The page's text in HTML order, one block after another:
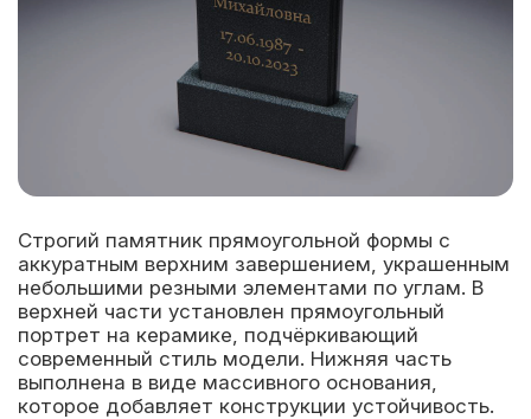
Строгий памятник прямоугольной формы с
аккуратным верхним завершением, украшенным
небольшими резными элементами по углам. В
верхней части установлен прямоугольный
портрет на керамике, подчёркивающий
современный стиль модели. Нижняя часть
выполнена в виде массивного основания,
которое добавляет конструкции устойчивость.